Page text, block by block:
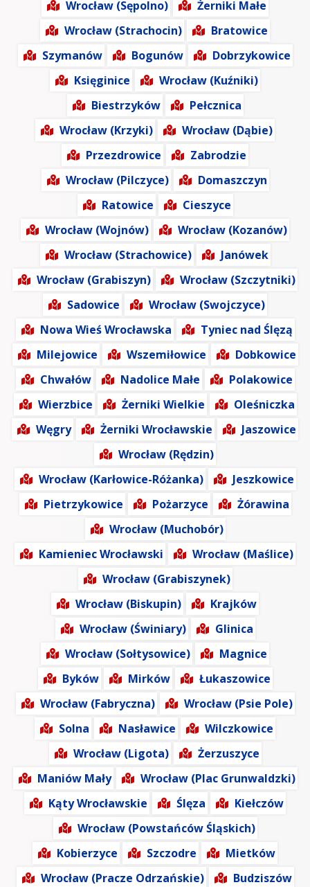
Wrocław (Sępolno)
Żerniki Małe
Wrocław (Strachocin)
Bratowice
Szymanów
Bogunów
Dobrzykowice
Księginice
Wrocław (Kuźniki)
Biestrzyków
Pełcznica
Wrocław (Krzyki)
Wrocław (Dąbie)
Przezdrowice
Zabrodzie
Wrocław (Pilczyce)
Domaszczyn
Ratowice
Cieszyce
Wrocław (Wojnów)
Wrocław (Kozanów)
Wrocław (Strachowice)
Janówek
Wrocław (Grabiszyn)
Wrocław (Szczytniki)
Sadowice
Wrocław (Swojczyce)
Nowa Wieś Wrocławska
Tyniec nad Ślęzą
Milejowice
Wszemiłowice
Dobkowice
Chwałów
Nadolice Małe
Polakowice
Wierzbice
Żerniki Wielkie
Oleśniczka
Węgry
Żerniki Wrocławskie
Jaszowice
Wrocław (Rędzin)
Wrocław (Karłowice-Różanka)
Jeszkowice
Pietrzykowice
Pożarzyce
Żórawina
Wrocław (Muchobór)
Kamieniec Wrocławski
Wrocław (Maślice)
Wrocław (Grabiszynek)
Wrocław (Biskupin)
Krajków
Wrocław (Świniary)
Glinica
Wrocław (Sołtysowice)
Magnice
Byków
Mirków
Łukaszowice
Wrocław (Fabryczna)
Wrocław (Psie Pole)
Solna
Nasławice
Wilczkowice
Wrocław (Ligota)
Żerzuszyce
Maniów Mały
Wrocław (Plac Grunwaldzki)
Kąty Wrocławskie
Ślęza
Kiełczów
Wrocław (Powstańców Śląskich)
Kobierzyce
Szczodre
Mietków
Wrocław (Pracze Odrzańskie)
Budziszów